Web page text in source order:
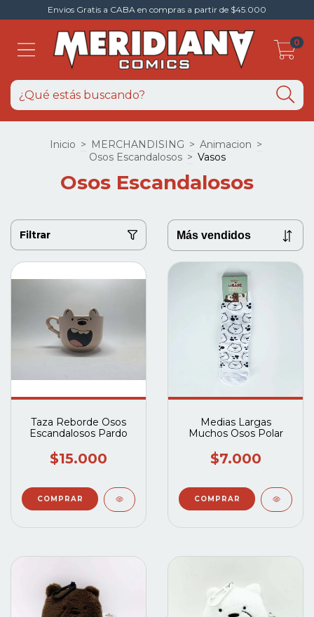
Envios Gratis a CABA en compras a partir de $45.000
0
Inicio > MERCHANDISING > Animacion >
Osos Escandalosos > Vasos
Osos Escandalosos
Filtrar
Taza Reborde Osos
Escandalosos Pardo
$15.000
Medias Largas
Muchos Osos Polar
$7.000